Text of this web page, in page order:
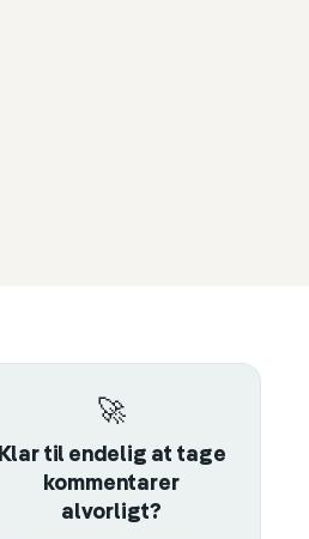
🚀
Klar til endelig at tage
kommentarer
alvorligt?